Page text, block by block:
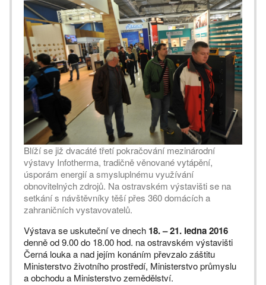
Blíží se již dvacáté třetí pokračování mezinárodní
výstavy Infotherma, tradičně věnované vytápění,
úsporám energií a smysluplnému využívání
obnovitelných zdrojů. Na ostravském výstavišti se na
setkání s návštěvníky těší přes 360 domácích a
zahraničních vystavovatelů.
Výstava se uskuteční ve dnech 18. – 21. ledna 2016
denně od 9.00 do 18.00 hod. na ostravském výstavišti
Černá louka a nad jejím konáním převzalo záštitu
Ministerstvo životního prostředí, Ministerstvo průmyslu
a obchodu a Ministerstvo zemědělství.